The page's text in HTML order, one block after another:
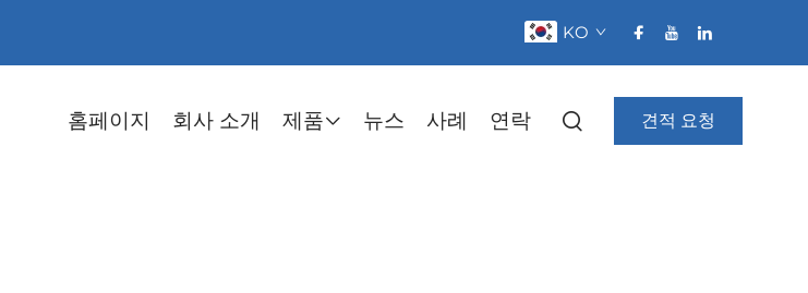
KO
홈페이지 회사 소개 제품 뉴스 사례 연락 견적 요청